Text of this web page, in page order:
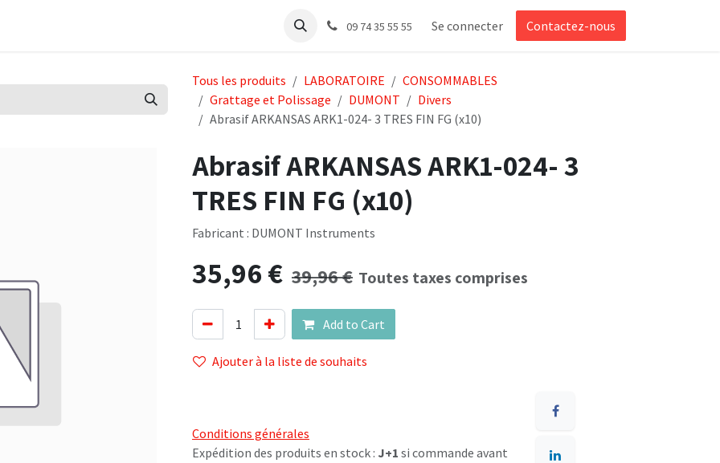
Support09 74 35 55 55 Se connecter Contactez-nous
Tous les produits LABORATOIRE
CONSOMMABLES
Grattage et Polissage
DUMONT
Divers
Abrasif ARKANSAS ARK1-024- 3 TRES FIN FG (x10)
Abrasif ARKANSAS ARK1-024- 3
TRES FIN FG (x10)
Fabricant : DUMONT Instruments
35,96€ 39,96€ Toutes taxes comprises
Add to Cart
Ajouter à la liste de souhaits
Conditions générales
Expédition des produits en stock : J+1 si commande avant